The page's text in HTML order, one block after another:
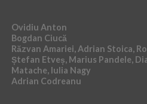
Ovidiu Anton
Bogdan Ciucă
Răzvan Amariei, Adrian Stoica,
Ștefan Etveș, Marius Pandele,
Matache, Iulia Nagy
Adrian Codreanu